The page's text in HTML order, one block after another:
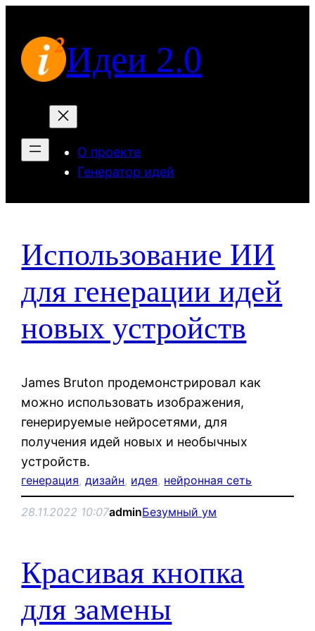
содержимомуИдеи 2.0
О проекте
Генератор идей
Использование ИИ
для генерации идей
новых устройств
James Bruton продемонстрировал как
можно использовать изображения,
генерируемые нейросетями, для
получения идей новых и необычных
устройств.
генерация, дизайн, идея, нейронная сеть
28.11.2022 10:07adminБезумный ум
Красивая кнопка
для замены